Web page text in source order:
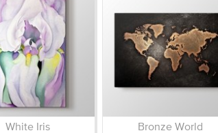
White Iris
Bronze World